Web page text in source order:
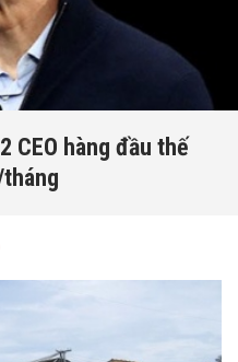
CEO hàng đầu thế